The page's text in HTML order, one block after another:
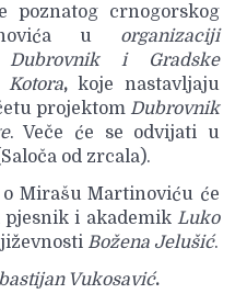
poznatog crnogorskog
u organizaciji
Dubrovnik i Gradske
,koje nastavljaju
projektom Dubrovnik
. Veče će se odvijati u
od zrcala).
Mirašu Martinoviću će
i akademik Luko
Božena Jelušić.
Vukosavić.